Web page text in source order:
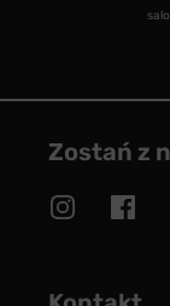
Zostań z